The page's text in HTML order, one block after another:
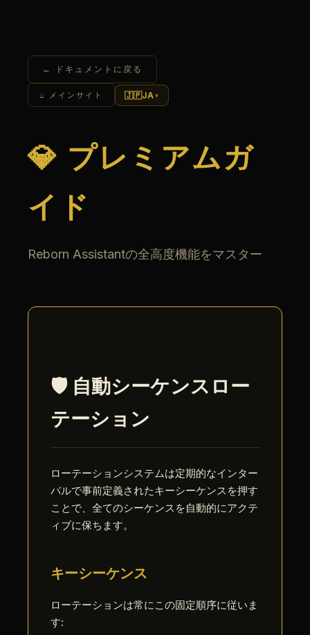
← ドキュメントに戻る
⌂ メインサイト 🇯🇵JA▾
💎 プレミアムガ
イド
Reborn Assistantの全高度機能をマスター
🛡️ 自動シーケンスロー
テーション
ローテーションシステムは定期的なインター
バルで事前定義されたキーシーケンスを押す
ことで、全てのシーケンスを自動的にアクテ
ィブに保ちます。
キーシーケンス
ローテーションは常にこの固定順序に従いま
す: